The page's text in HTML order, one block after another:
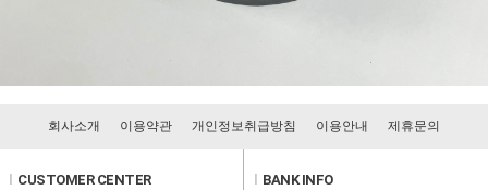
회사소개 이용약관 개인정보취급방침 이용안내 제휴문의
CUSTOMER CENTER BANK INFO